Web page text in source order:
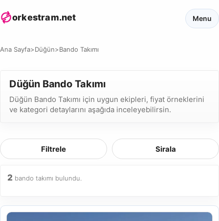
orkestram.net Menu
Ana Sayfa>Düğün>Bando Takımı
Düğün Bando Takımı
Düğün Bando Takımı için uygun ekipleri, fiyat örneklerini
ve kategori detaylarını aşağıda inceleyebilirsin.
Filtrele Sirala
2 bando takımı bulundu.